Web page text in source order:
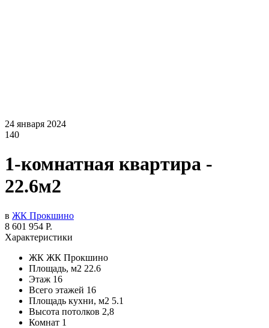
24 января 2024
140
1-комнатная квартира -
22.6м2
в ЖК Прокшино
8 601 954 Р.
Характеристики
ЖК ЖК Прокшино
Площадь, м2 22.6
Этаж 16
Всего этажей 16
Площадь кухни, м2 5.1
Высота потолков 2,8
Комнат 1